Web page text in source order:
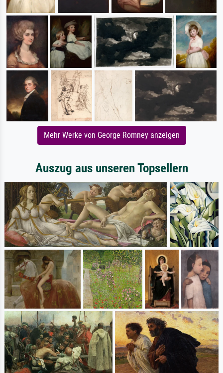
Mehr Werke von George Romney anzeigen
Auszug aus unseren Topsellern